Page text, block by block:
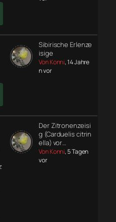
Sibirische Erlenze
isige
Von Konni, 14 Jahre
n vor
Der Zitronenzeisi
g (Carduelis citrin
ella) vor…
Von Konni, 5 Tagen
vor